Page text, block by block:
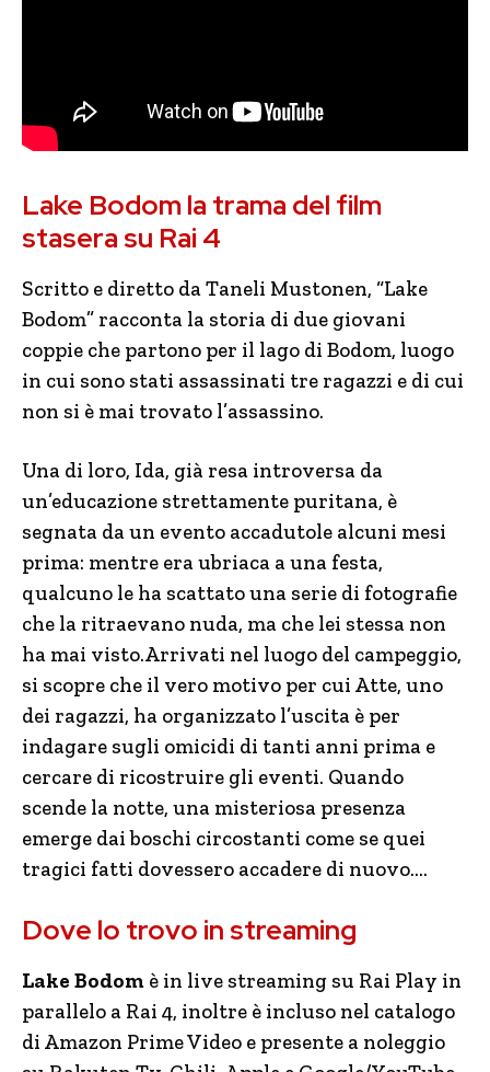
Lake Bodom la trama del film
stasera su Rai 4
Scritto e diretto da Taneli Mustonen, “Lake
Bodom” racconta la storia di due giovani
coppie che partono per il lago di Bodom, luogo
in cui sono stati assassinati tre ragazzi e di cui
non si è mai trovato l’assassino.
Una di loro, Ida, già resa introversa da
un’educazione strettamente puritana, è
segnata da un evento accadutole alcuni mesi
prima: mentre era ubriaca a una festa,
qualcuno le ha scattato una serie di fotografie
che la ritraevano nuda, ma che lei stessa non
ha mai visto.Arrivati nel luogo del campeggio,
si scopre che il vero motivo per cui Atte, uno
dei ragazzi, ha organizzato l’uscita è per
indagare sugli omicidi di tanti anni prima e
cercare di ricostruire gli eventi. Quando
scende la notte, una misteriosa presenza
emerge dai boschi circostanti come se quei
tragici fatti dovessero accadere di nuovo….
Dove lo trovo in streaming
Lake Bodom è in live streaming su Rai Play in
parallelo a Rai 4, inoltre è incluso nel catalogo
di Amazon Prime Video e presente a noleggio